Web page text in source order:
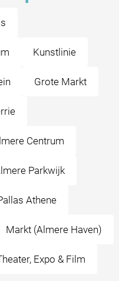
Kunstlinie
Grote Markt
Centrum
Parkwijk
Athene
Markt (Almere Haven)
Expo & Film